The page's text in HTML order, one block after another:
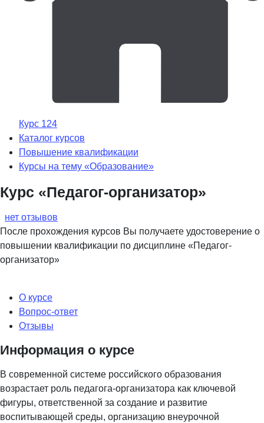
Курс 124
Каталог курсов
Повышение квалификации
Курсы на тему «Образование»
Курс «Педагог-организатор»
нет отзывов
После прохождения курсов Вы получаете удостоверение о
повышении квалификации по дисциплине «Педагог-
организатор»
О курсе
Вопрос-ответ
Отзывы
Информация о курсе
В современной системе российского образования
возрастает роль педагога-организатора как ключевой
фигуры, ответственной за создание и развитие
воспитывающей среды, организацию внеурочной